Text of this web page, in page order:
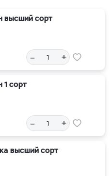
высший сорт
– +
1 сорт
– +
высший сорт